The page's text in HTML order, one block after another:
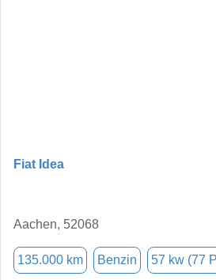
Fiat Idea
Aachen, 52068
135.000 km Benzin 57 kw (77